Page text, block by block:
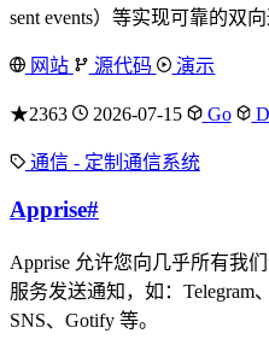
sent events）等实现可靠的双向
网站 源代码 演示
★2363 2026-07-15 Go
通信 - 定制通信系统
Apprise#
Apprise 允许您向几乎所有我
服务发送通知，如：Telegram
SNS、Gotify 等。